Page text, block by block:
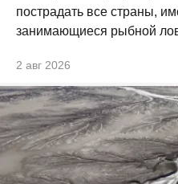
пострадать все страны,
занимающиеся рыбной
2 авг 2026